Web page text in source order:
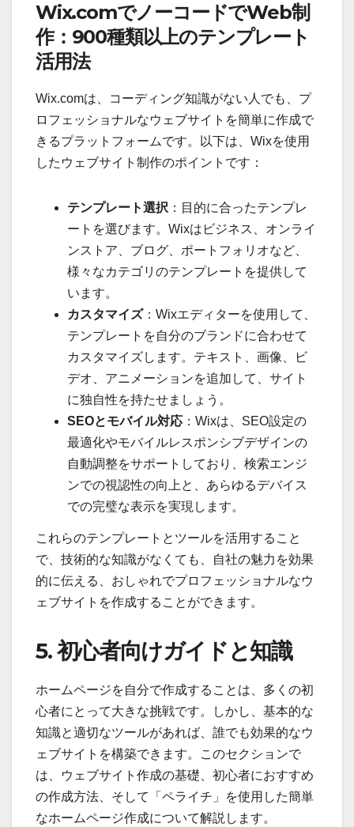
Wix.comでノーコードでWeb制
作：900種類以上のテンプレート
活用法
Wix.comは、コーディング知識がない人でも、プ
ロフェッショナルなウェブサイトを簡単に作成で
きるプラットフォームです。以下は、Wixを使用
したウェブサイト制作のポイントです：
テンプレート選択 ：目的に合ったテンプレ
ートを選びます。Wixはビジネス、オンライ
ンストア、ブログ、ポートフォリオなど、
様々なカテゴリのテンプレートを提供して
います。
カスタマイズ：Wixエディターを使用して、
テンプレートを自分のブランドに合わせて
カスタマイズします。テキスト、画像、ビ
デオ、アニメーションを追加して、サイト
に独自性を持たせましょう。
SEOとモバイル対応 ：Wixは、SEO設定の
最適化やモバイルレスポンシブデザインの
自動調整をサポートしており、検索エンジ
ンでの視認性の向上と、あらゆるデバイス
での完璧な表示を実現します。
これらのテンプレートとツールを活用すること
で、技術的な知識がなくても、自社の魅力を効果
的に伝える、おしゃれでプロフェッショナルなウ
ェブサイトを作成することができます。
5. 初心者向けガイドと知識
ホームページを自分で作成することは、多くの初
心者にとって大きな挑戦です。しかし、基本的な
知識と適切なツールがあれば、誰でも効果的なウ
ェブサイトを構築できます。このセクションで
は、ウェブサイト作成の基礎、初心者におすすめ
の作成方法、そして「ペライチ」を使用した簡単
なホームページ作成について解説します。